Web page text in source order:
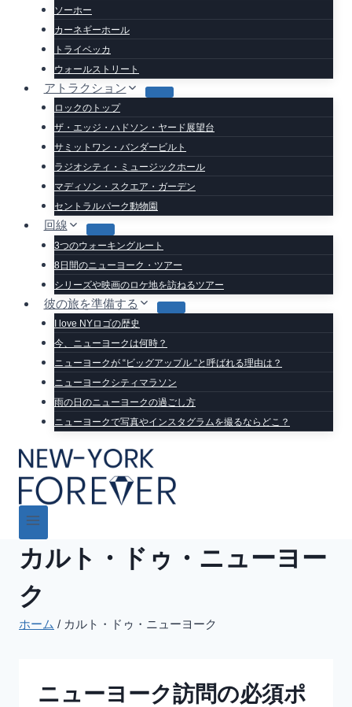
ソーホー
カーネギーホール
トライベッカ
ウォールストリート
アトラクション
ロックのトップ
ザ・エッジ・ハドソン・ヤード展望台
サミットワン・バンダービルト
ラジオシティ・ミュージックホール
マディソン・スクエア・ガーデン
セントラルパーク動物園
回線
3つのウォーキングルート
8日間のニューヨーク・ツアー
シリーズや映画のロケ地を訪ねるツアー
彼の旅を準備する
I love NYロゴの歴史
今、ニューヨークは何時？
ニューヨークが “ビッグアップル “と呼ばれる理由は？
ニューヨークシティマラソン
雨の日のニューヨークの過ごし方
ニューヨークで写真やインスタグラムを撮るならどこ？
カルト・ドゥ・ニューヨー
ク
ホーム / カルト・ドゥ・ニューヨーク
ニューヨーク訪問の必須ポ